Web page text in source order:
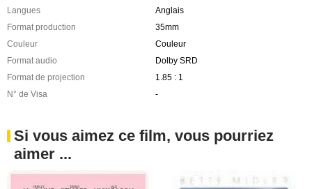
Langues
Anglais
Format production
35mm
Couleur
Couleur
Format audio
Dolby SRD
Format de projection
1.85 : 1
N° de Visa
-
Si vous aimez ce film, vous pourriez
aimer ...